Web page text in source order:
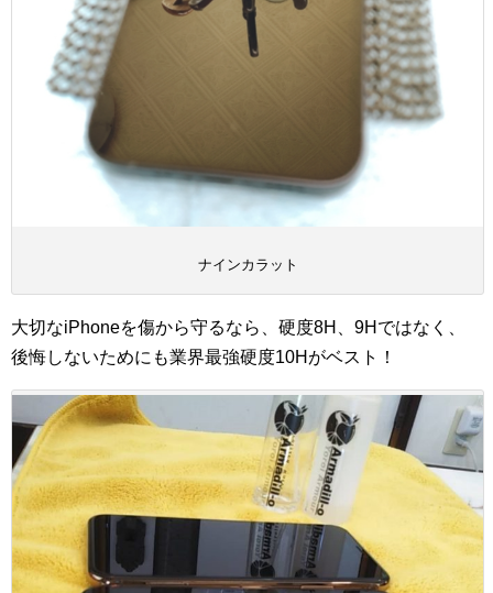
ナインカラット
大切なiPhoneを傷から守るなら、硬度8H、9Hではなく、
後悔しないためにも業界最強硬度10Hがベスト！